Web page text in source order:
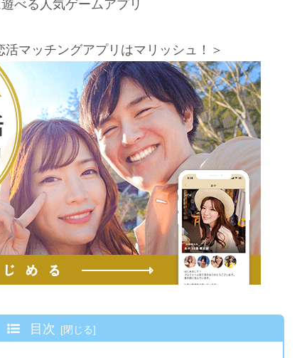
べる人気ゲームアプリ
活マッチングアプリはマリッシュ！＞
目次